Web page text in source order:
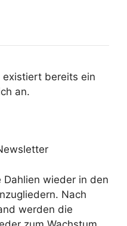
existiert bereits ein
an.
Dahlien wieder in den
Nach
werden die